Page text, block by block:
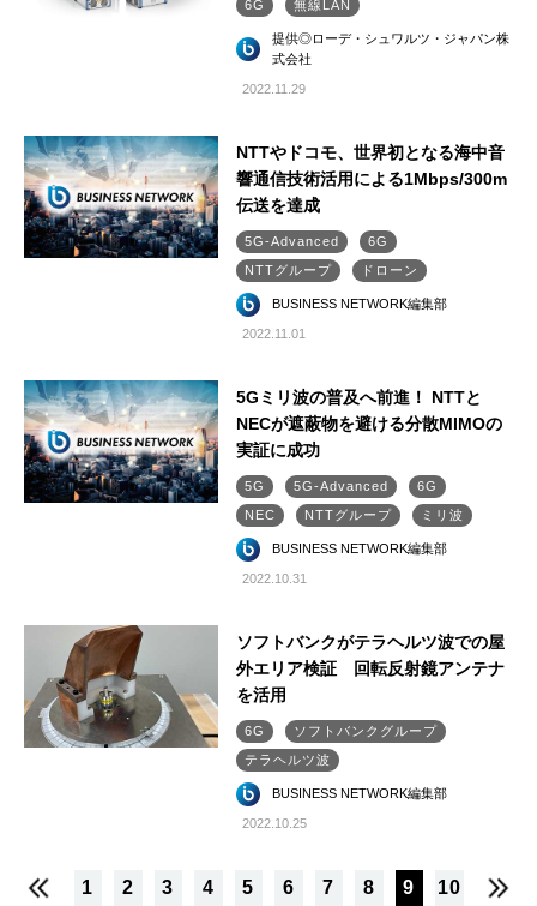
6G 無線LAN
提供◎ローデ・シュワルツ・ジャパン株
式会社
2022.11.29
NTTやドコモ、世界初となる海中音
響通信技術活用による1Mbps/300m
伝送を達成
5G-Advanced
6G
NTTグループ
ドローン
BUSINESS NETWORK編集部
2022.11.01
5Gミリ波の普及へ前進！ NTTと
NECが遮蔽物を避ける分散MIMOの
実証に成功
5G 5G-Advanced
6G
NEC
NTTグループ ミリ波
BUSINESS NETWORK編集部
2022.10.31
ソフトバンクがテラヘルツ波での屋
外エリア検証 回転反射鏡アンテナ
を活用
6G
ソフトバンクグループ
テラヘルツ波
BUSINESS NETWORK編集部
2022.10.25
1 2 3 4 5 6 7 8 9 10